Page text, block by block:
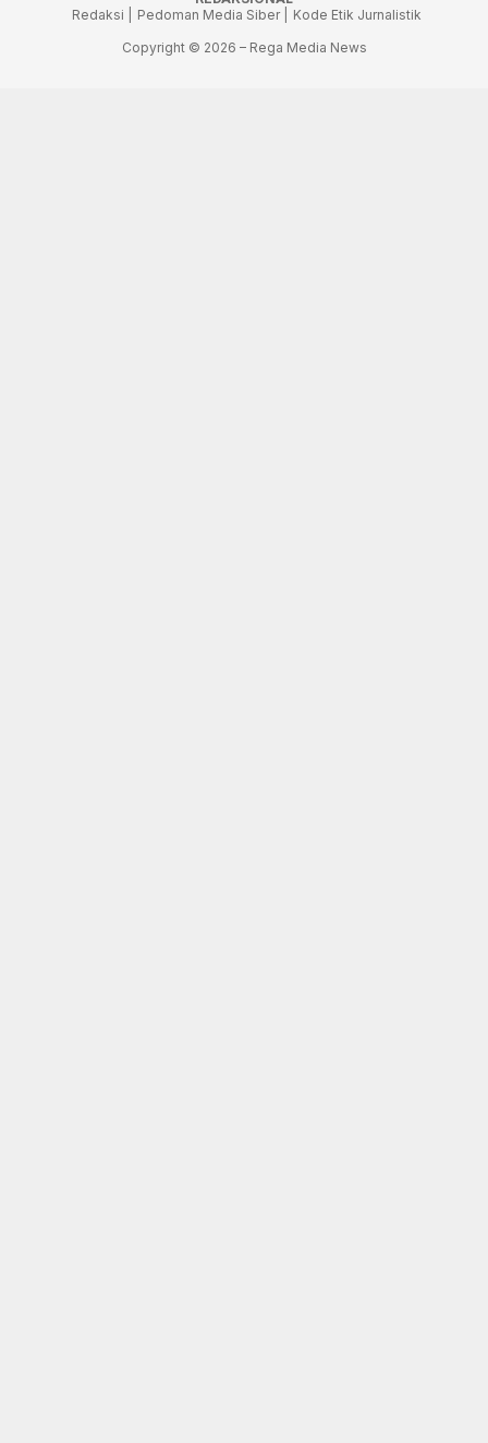
Redaksi |
Pedoman Media Siber |
Kode Etik Jurnalistik
Copyright © 2026 – Rega Media News